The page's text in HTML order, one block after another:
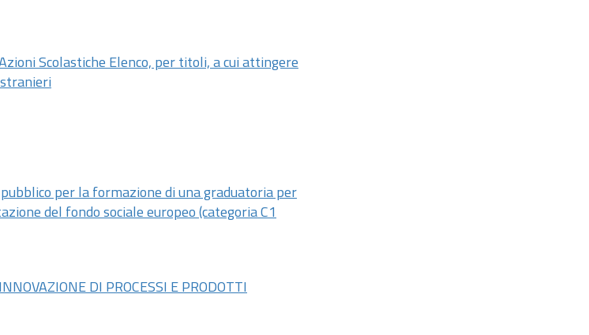
Scolastiche Elenco, per titoli, a cui attingere
per la formazione di una graduatoria per
del fondo sociale europeo (categoria C1
DI PROCESSI E PRODOTTI